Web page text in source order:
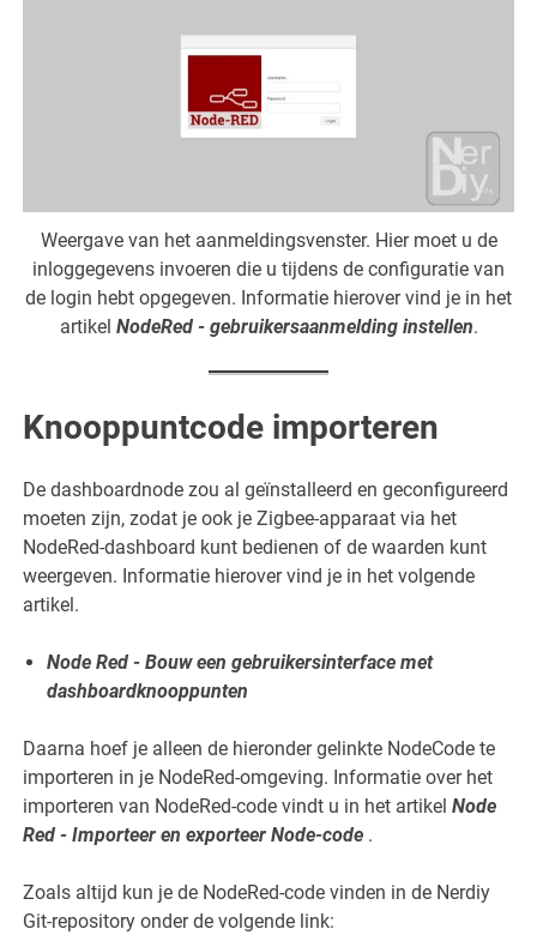
Weergave van het aanmeldingsvenster. Hier moet u de
inloggegevens invoeren die u tijdens de configuratie van
de login hebt opgegeven. Informatie hierover vind je in het
artikel NodeRed - gebruikersaanmelding instellen.
Knooppuntcode importeren
De dashboardnode zou al geïnstalleerd en geconfigureerd
moeten zijn, zodat je ook je Zigbee-apparaat via het
NodeRed-dashboard kunt bedienen of de waarden kunt
weergeven. Informatie hierover vind je in het volgende
artikel.
Node Red - Bouw een gebruikersinterface met
dashboardknooppunten
Daarna hoef je alleen de hieronder gelinkte NodeCode te
importeren in je NodeRed-omgeving. Informatie over het
importeren van NodeRed-code vindt u in het artikelNode
Red - Importeer en exporteer Node-code .
Zoals altijd kun je de NodeRed-code vinden in de Nerdiy
Git-repository onder de volgende link: